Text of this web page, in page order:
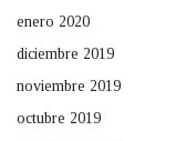
enero 2020
diciembre 2019
noviembre 2019
octubre 2019